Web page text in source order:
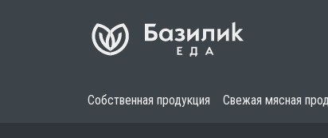
Собственная продукция Свежая мясная